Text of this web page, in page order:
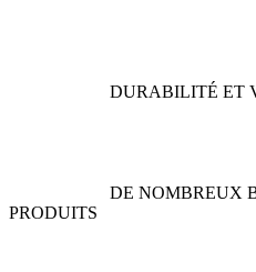
DURABILITÉ ET
DE NOMBREUX
PRODUITS